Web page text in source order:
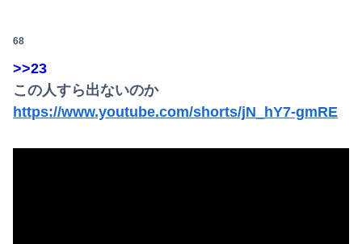
68
>>23
この人すら出ないのか
https://www.youtube.com/shorts/jN_hY7-gmRE